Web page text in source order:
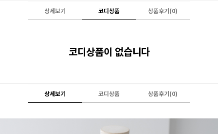
상세보기 코디상품 상품후기(0)
코디상품이 없습니다
상세보기 코디상품 상품후기(0)